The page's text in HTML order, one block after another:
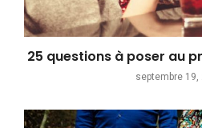
25 questions à poser au
septembre 19,